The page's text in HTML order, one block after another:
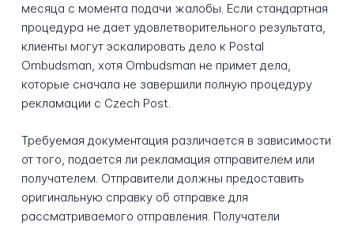
месяца с момента подачи жалобы. Если стандартная
процедура не дает удовлетворительного результата,
клиенты могут эскалировать дело к Postal
Ombudsman, хотя Ombudsman не примет дела,
которые сначала не завершили полную процедуру
рекламации с Czech Post.
Требуемая документация различается в зависимости
от того, подается ли рекламация отправителем или
получателем. Отправители должны предоставить
оригинальную справку об отправке для
рассматриваемого отправления. Получатели